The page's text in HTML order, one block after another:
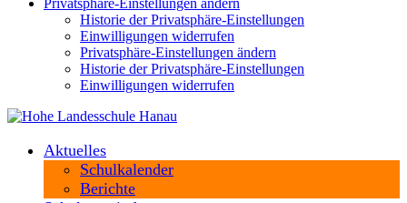
Privatsphäre-Einstellungen ändern
Historie der Privatsphäre-Einstellungen
Einwilligungen widerrufen
Privatsphäre-Einstellungen ändern
Historie der Privatsphäre-Einstellungen
Einwilligungen widerrufen
Aktuelles
Schulkalender
Berichte